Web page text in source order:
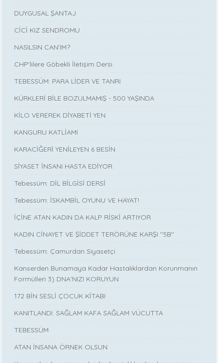
DUYGUSAL ŞANTAJ
CİCİ KIZ SENDROMU
NASILSIN CAN’IM?
CHP'lilere Göbekli İletişim Dersi
TEBESSÜM: PARA LİDER VE TANRI
KÜRKLERİ BİLE BOZULMAMIŞ - 500 YAŞINDA
KİLO VEREREK DİYABETİ YEN
KANGURU KATLİAMI
KARACİĞERİ YENİLEYEN 6 BESİN
SİYASET İNSANI HASTA EDİYOR
Tebessüm: DİL BİLGİSİ DERSİ
Tebessüm: İSKAMBİL OYUNU VE HAYAT!
İÇİNE ATAN KADIN DA KALP RİSKİ ARTIYOR
KADIN CİNAYET VE ŞİDDET TERÖRÜNE KARŞI ''5B''
Tebessüm: Çamurdan Siyasetçi
Kanserden Bunamaya Kadar Hastalıklardan Korunmanın
Formülleri 3) DNA'NIZI KORUYUN
172 BİN SESLİ ÇOCUK KİTABI
KANITLANDI: SAĞLAM KAFA SAĞLAM VÜCUTTA
TEBESSÜM
ATAN İNSANA ÖRNEK OLSUN